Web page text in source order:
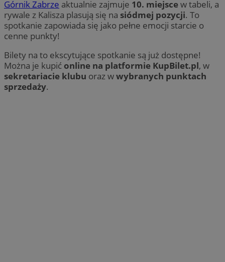
Górnik Zabrze aktualnie zajmuje 10. miejscew tabeli, a
rywale z Kalisza plasują się na siódmej pozycji. To
spotkanie zapowiada się jako pełne emocji starcie o
cenne punkty!
Bilety na to ekscytujące spotkanie są już dostępne!
Można je kupić online na platformie KupBilet.pl, w
sekretariacie klubu oraz wwybranych punktach
sprzedaży.